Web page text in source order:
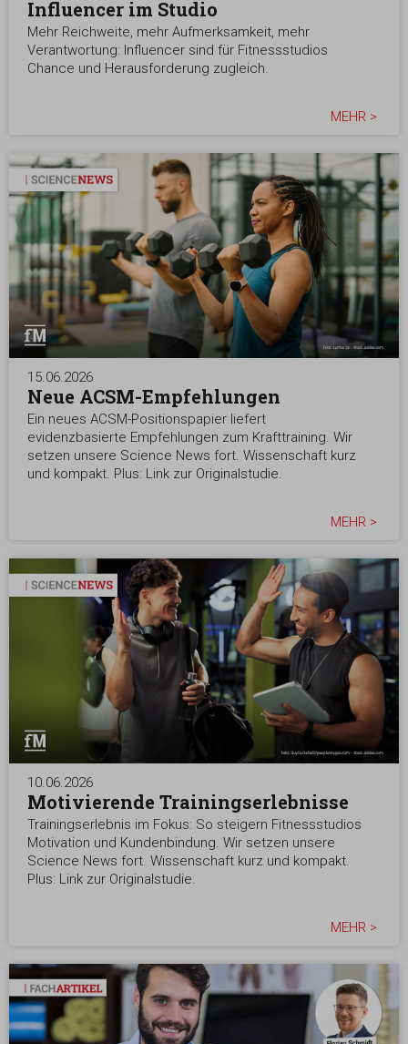
Influencer im Studio
Mehr Reichweite, mehr Aufmerksamkeit, mehr
Verantwortung: Influencer sind für Fitnessstudios
Chance und Herausforderung zugleich.
MEHR >
15.06.2026
Neue ACSM-Empfehlungen
Ein neues ACSM-Positionspapier liefert
evidenzbasierte Empfehlungen zum Krafttraining. Wir
setzen unsere Science News fort. Wissenschaft kurz
und kompakt. Plus: Link zur Originalstudie.
MEHR >
10.06.2026
Motivierende Trainingserlebnisse
Trainingserlebnis im Fokus: So steigern Fitnessstudios
Motivation und Kundenbindung. Wir setzen unsere
Science News fort. Wissenschaft kurz und kompakt.
Plus: Link zur Originalstudie.
MEHR >